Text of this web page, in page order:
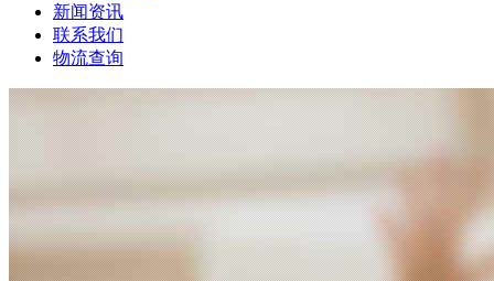
新闻资讯
联系我们
物流查询